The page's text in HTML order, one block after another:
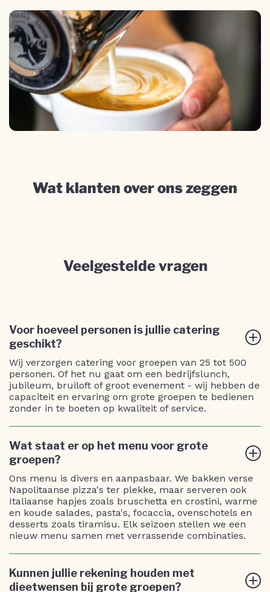
Wat klanten over ons zeggen
Veelgestelde vragen
Voor hoeveel personen is jullie catering
geschikt?
Wij verzorgen catering voor groepen van 25 tot 500
personen. Of het nu gaat om een bedrijfslunch,
jubileum, bruiloft of groot evenement - wij hebben de
capaciteit en ervaring om grote groepen te bedienen
zonder in te boeten op kwaliteit of service.
Wat staat er op het menu voor grote
groepen?
Ons menu is divers en aanpasbaar. We bakken verse
Napolitaanse pizza's ter plekke, maar serveren ook
Italiaanse hapjes zoals bruschetta en crostini, warme
en koude salades, pasta's, focaccia, ovenschotels en
desserts zoals tiramisu. Elk seizoen stellen we een
nieuw menu samen met verrassende combinaties.
Kunnen jullie rekening houden met
dieetwensen bij grote groepen?